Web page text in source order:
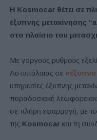
H Kosmocar θέτει σε
έξυπνης μετακίνησης “
στο πλαίσιο του
Με γοργούς ρυθμούς
Αστυπάλαιας σε «έξυπνο
υπηρεσίες έξυπνης
παραδοσιακή
σε πλήρη εφαρμογή, με το
της Kosmocar και τη